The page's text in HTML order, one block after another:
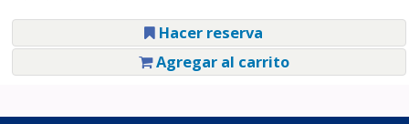
Hacer reserva
Agregar al carrito